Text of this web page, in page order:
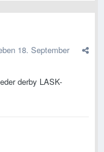
18. September
derby LASK-